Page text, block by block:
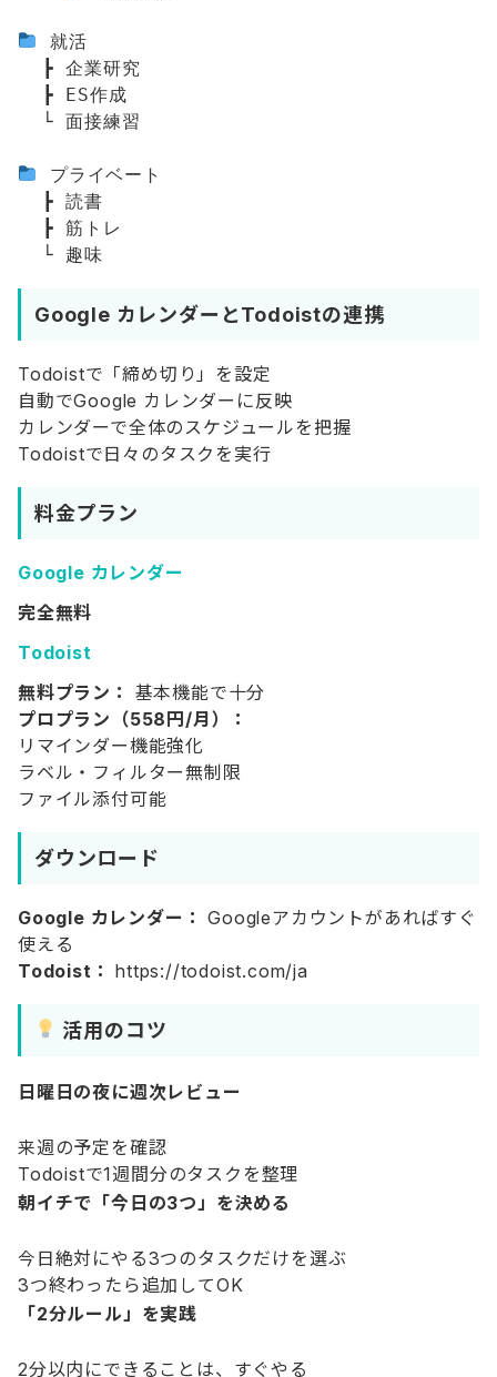
就活
  ┣ 企業研究
  ┣ ES作成
  └ 面接練習
プライベート
  ┣ 読書
  ┣ 筋トレ
Google カレンダーとTodoistの連携
Todoistで「締め切り」を設定
自動でGoogle カレンダーに反映
カレンダーで全体のスケジュールを把握
Todoistで日々のタスクを実行
料金プラン
Google カレンダー
完全無料
Todoist
無料プラン：
基本機能で十分
プロプラン（558円/月）：
リマインダー機能強化
ラベル・フィルター無制限
ファイル添付可能
ダウンロード
Google カレンダー： Googleアカウントがあればすぐ
使える
Todoist： https://todoist.com/ja
活用のコツ
日曜日の夜に週次レビュー
来週の予定を確認
Todoistで1週間分のタスクを整理
朝イチで「今日の3つ」を決める
今日絶対にやる3つのタスクだけを選ぶ
3つ終わったら追加してOK
「2分ルール」を実践
2分以内にできることは、すぐやる